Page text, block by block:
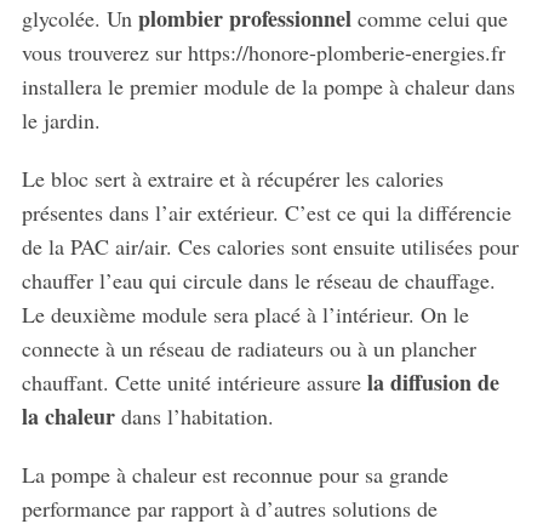
glycolée. Un plombier professionnel comme celui que
vous trouverez sur https://honore-plomberie-energies.fr
installera le premier module de la pompe à chaleur dans
le jardin.
Le bloc sert à extraire et à récupérer les calories
présentes dans l’air extérieur. C’est ce qui la différencie
de la PAC air/air. Ces calories sont ensuite utilisées pour
chauffer l’eau qui circule dans le réseau de chauffage.
Le deuxième module sera placé à l’intérieur. On le
connecte à un réseau de radiateurs ou à un plancher
chauffant. Cette unité intérieure assure la diffusion de
la chaleurdans l’habitation.
La pompe à chaleur est reconnue pour sa grande
performance par rapport à d’autres solutions de